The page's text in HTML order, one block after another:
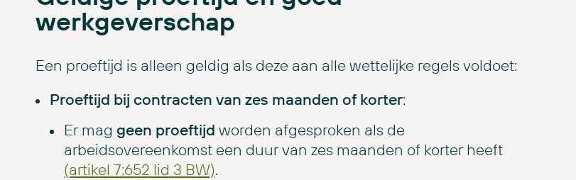
werkgeverschap
Een proeftijd is alleen geldig als deze aan alle wettelijke regels voldoet:
Proeftijd bij contracten van zes maanden of korter:
Er mag geen proeftijd worden afgesproken als de
arbeidsovereenkomst een duur van zes maanden of korter heeft
(artikel 7:652 lid 3 BW).